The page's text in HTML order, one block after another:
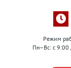
Режим
Пн–Вс: с 9:00